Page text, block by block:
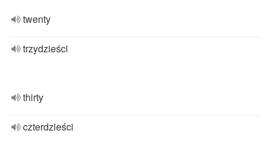
twenty
trzydzieści
thirty
czterdzieści